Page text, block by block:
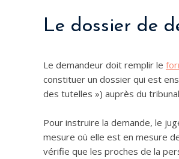
Le dossier de
Le demandeur doit remplir le
constituer un dossier qui est
des tutelles ») auprès du
Pour instruire la demande, le
mesure où elle est en mesure
vérifie que les proches de la